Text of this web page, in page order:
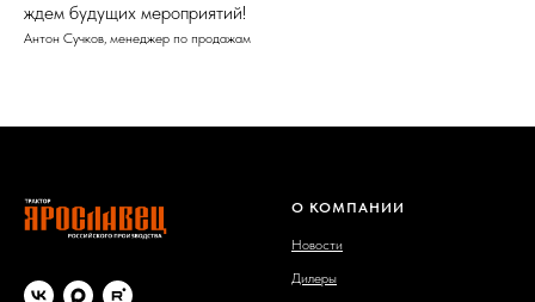
ждем будущих мероприятий!
Антон Сучков, менеджер по продажам
О КОМПАНИИ
Новости
Дилеры